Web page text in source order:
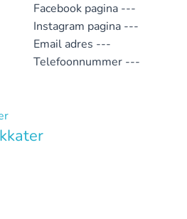
Facebook pagina ---
Instagram pagina ---
Email adres ---
Telefoonnummer ---